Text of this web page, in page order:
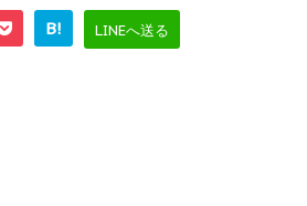
B! LINEへ送る